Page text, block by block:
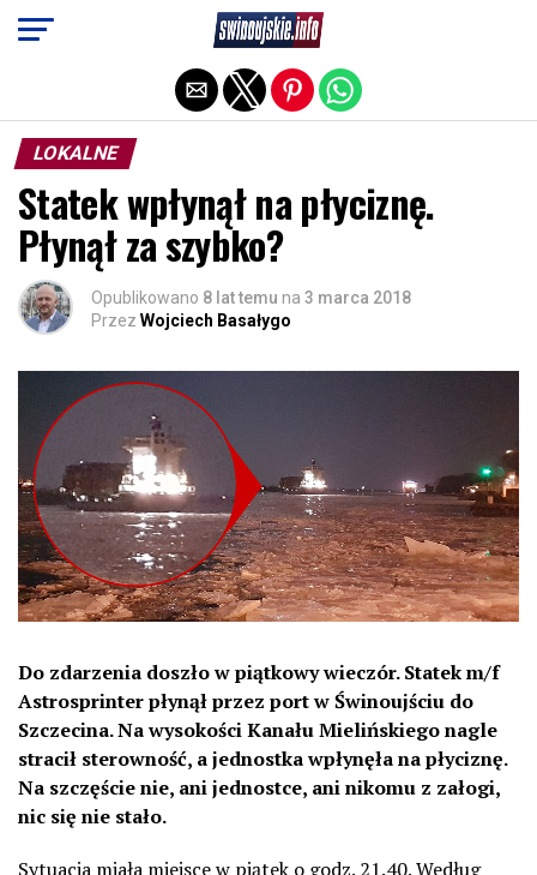
LOKALNE
Statek wpłynął na płyciznę.
Płynął za szybko?
Opublikowano 8 lat temu na 3 marca 2018
Przez Wojciech Basałygo
Do zdarzenia doszło w piątkowy wieczór. Statek m/f
Astrosprinter płynął przez port w Świnoujściu do
Szczecina. Na wysokości Kanału Mielińskiego nagle
stracił sterowność, a jednostka wpłynęła na płyciznę.
Na szczęście nie, ani jednostce, ani nikomu z załogi,
nic się nie stało.
Sytuacja miała miejsce w piątek o godz. 21.40. Według
Exit mobile version